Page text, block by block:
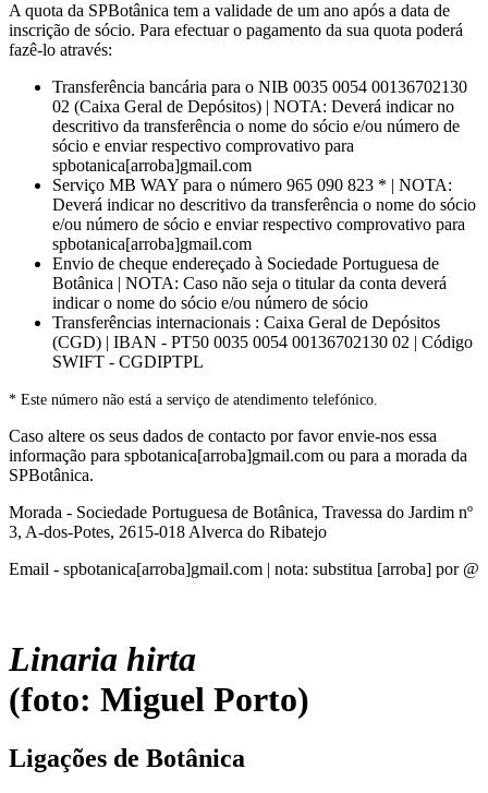
A quota da SPBotânica tem a validade de um ano após a data de
inscrição de sócio. Para efectuar o pagamento da sua quota poderá
fazê-lo através:
Transferência bancária para o NIB 0035 0054 00136702130
02 (Caixa Geral de Depósitos) | NOTA: Deverá indicar no
descritivo da transferência o nome do sócio e/ou número de
sócio e enviar respectivo comprovativo para
spbotanica[arroba]gmail.com
Serviço MB WAY para o número 965 090 823 * | NOTA:
Deverá indicar no descritivo da transferência o nome do sócio
e/ou número de sócio e enviar respectivo comprovativo para
spbotanica[arroba]gmail.com
Envio de cheque endereçado à Sociedade Portuguesa de
Botânica | NOTA: Caso não seja o titular da conta deverá
indicar o nome do sócio e/ou número de sócio
Transferências internacionais : Caixa Geral de Depósitos
(CGD) | IBAN - PT50 0035 0054 00136702130 02 | Código
SWIFT - CGDIPTPL
* Este número não está a serviço de atendimento telefónico.
Caso altere os seus dados de contacto por favor envie-nos essa
informação para spbotanica[arroba]gmail.com ou para a morada da
SPBotânica.
Morada - Sociedade Portuguesa de Botânica, Travessa do Jardim nº
3, A-dos-Potes, 2615-018 Alverca do Ribatejo
Email - spbotanica[arroba]gmail.com | nota: substitua [arroba] por @
Linaria hirta
(foto: Miguel Porto)
Ligações de Botânica